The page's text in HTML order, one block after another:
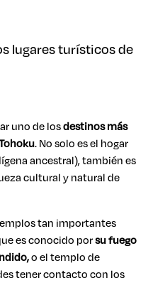
lugares turísticos de
uno de losdestinos más
. No solo es el hogar
ancestral), también es
cultural y natural de
tan importantes
es conocido porsufuego
o el templo de
tener contacto con los